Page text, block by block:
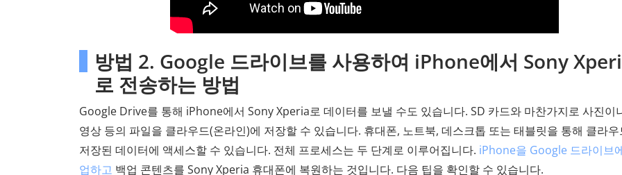
방법 2. Google 드라이브를 사용하여 iPhone에서 Sony
로 전송하는 방법
Google Drive를 통해 iPhone에서 Sony Xperia로 데이터를 보낼 수도 있습니다. SD 카드와 마찬가지로 사진이
영상 등의 파일을 클라우드(온라인)에 저장할 수 있습니다. 휴대폰, 노트북, 데스크톱 또는 태블릿을 통해 클라
저장된 데이터에 액세스할 수 있습니다. 전체 프로세스는 두 단계로 이루어집니다. iPhone을 Google 드라이브
업하고 백업 콘텐츠를 Sony Xperia 휴대폰에 복원하는 것입니다. 다음 팁을 확인할 수 있습니다.